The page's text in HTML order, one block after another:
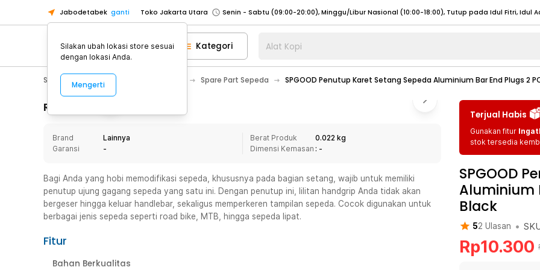
Jabodetabek ganti Toko Jakarta Utara
Toko Tangerang
Toko Cikupa
Pick n Go Jakarta Barat
Senin - Jumat (07:00 - 20:00), Sabtu - Minggu (08:00 - 20:00), Tutup pada Idul Fitri
Pick n Go Bekasi
Senin - Jumat (08:00 - 20:00), Sabtu - Minggu/ Libur Nasional (08:00 - 17:00) Selengkapnya
Senin - Jumat (08:00 - 20:00), Sabtu - Minggu/ Libur Nasional (08:00 - 17:00) Selengkapnya
Senin - Sabtu (09:00-20:00), Minggu/Libur Nasional (12:00-20:00), Tutup pada Idul Fitri
Senin - Sabtu (09:00-20:00), Minggu/Libur Nasional (12:00-20:00), Tutup pada Idul Fitri
Toko Tangerang
Toko Cikupa
Pick n Go Jakarta Barat
Senin - Jumat (07:00 - 20:00), Sabtu - Minggu (08:00 - 20:00), Tutup pada Idul Fitri
Senin - Jumat (08:00 - 20:00), Sabtu - Minggu/ Libur Nasional (08:00 - 17:00)
Selengkapnya
Senin - Jumat (08:00 - 20:00), Sabtu - Minggu/ Libur Nasional (08:00 - 17:00) Selengkapnya
Kategori Alat Kopi
Sport & Outdoor Spare Part Sepeda SPGOOD Penutup Karet Setang Sepeda Aluminium Bar End Plugs 2
Rincian Produk
Brand
Lainnya
Garansi
-
Berat Produk
0.022 kg
Dimensi Kemasan : -
Bagi Anda yang hobi memodifikasi sepeda, khususnya pada bagian setang, wajib untuk memiliki
penutup ujung gagang sepeda yang satu ini. Dengan penutup ini, lilitan handgrip Anda tidak akan
bergeser hingga keluar handlebar, sekaligus memperkeren tampilan sepeda. Cocok digunakan untuk
berbagai jenis sepeda seperti road bike, MTB, hingga sepeda lipat.
Fitur
Bahan Berkualitas
Terjual Habis
Gunakan fitur
stok tersedia
SPGOOD
Aluminium
Black
52 Ulasan •
Rp10.300
Silakan ubah lokasi store sesuai
dengan lokasi Anda.
Mengerti